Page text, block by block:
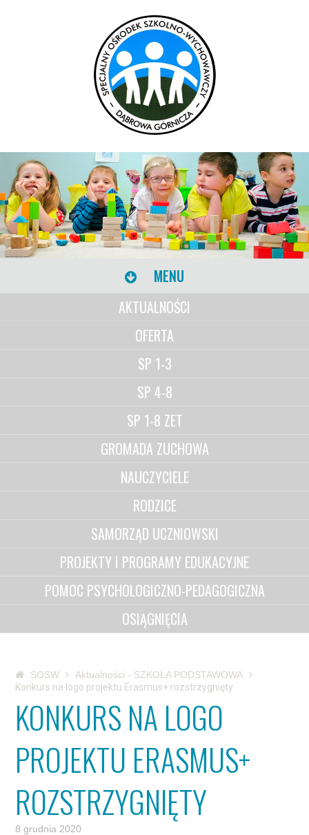
MENU
AKTUALNOŚCI
OFERTA
SP 1-3
SP 4-8
SP 1-8 ZET
GROMADA ZUCHOWA
NAUCZYCIELE
RODZICE
SAMORZĄD UCZNIOWSKI
PROJEKTY I PROGRAMY EDUKACYJNE
POMOC PSYCHOLOGICZNO-PEDAGOGICZNA
OSIĄGNIĘCIA
SOSW
Aktualności - SZKOŁA PODSTAWOWA
Konkurs na logo projektu Erasmus+ rozstrzygnięty
KONKURS NA LOGO
PROJEKTU ERASMUS+
ROZSTRZYGNIĘTY
8 grudnia 2020